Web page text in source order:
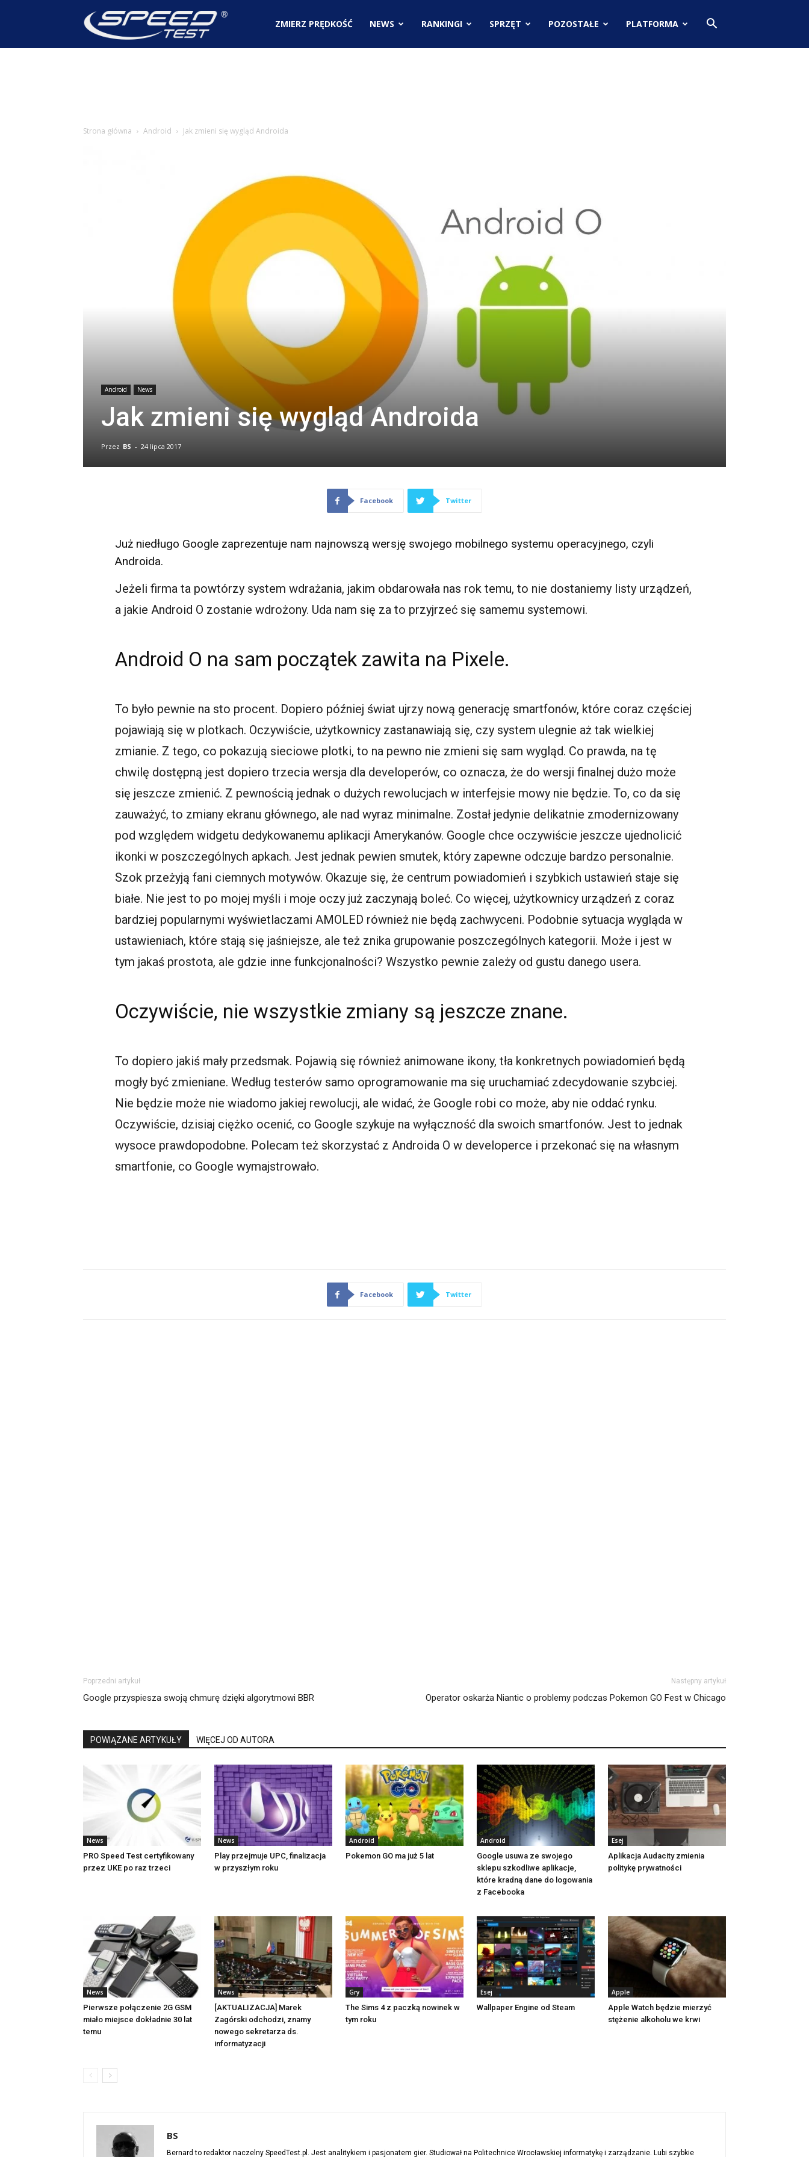
SpeedTest.plZMIERZ PRĘDKOŚĆ NEWS RANKINGI SPRZĘT POZOSTAŁE PLATFORMA
Strona główna Android Jak zmieni się wygląd Androida
Android News
Jak zmieni się wygląd Androida
Przez BS - 24 lipca 2017
Facebook Twitter
Już niedługo Google zaprezentuje nam najnowszą wersję swojego mobilnego systemu operacyjnego, czyli
Androida.
Jeżeli firma ta powtórzy system wdrażania, jakim obdarowała nas rok temu, to nie dostaniemy listy urządzeń,
a jakie Android O zostanie wdrożony. Uda nam się za to przyjrzeć się samemu systemowi.
Android O na sam początek zawita na Pixele.
To było pewnie na sto procent. Dopiero później świat ujrzy nową generację smartfonów, które coraz częściej
pojawiają się w plotkach. Oczywiście, użytkownicy zastanawiają się, czy system ulegnie aż tak wielkiej
zmianie. Z tego, co pokazują sieciowe plotki, to na pewno nie zmieni się sam wygląd. Co prawda, na tę
chwilę dostępną jest dopiero trzecia wersja dla developerów, co oznacza, że do wersji finalnej dużo może
się jeszcze zmienić. Z pewnością jednak o dużych rewolucjach w interfejsie mowy nie będzie. To, co da się
zauważyć, to zmiany ekranu głównego, ale nad wyraz minimalne. Został jedynie delikatnie zmodernizowany
pod względemwidgetu dedykowanemu aplikacji Amerykanów. Google chce oczywiście jeszcze ujednolicić
ikonki w poszczególnych apkach. Jest jednak pewien smutek, który zapewne odczuje bardzo personalnie.
Szok przeżyją fani ciemnych motywów. Okazuje się, że centrum powiadomień i szybkich ustawień staje się
białe. Nie jest to po mojej myśli i moje oczy już zaczynają boleć. Co więcej, użytkownicy urządzeń z coraz
bardziej popularnymi wyświetlaczamiAMOLED również nie będą zachwyceni. Podobnie sytuacja wygląda w
ustawieniach, które stają się jaśniejsze, ale też znika grupowanie poszczególnych kategorii. Może i jest w
tym jakaś prostota, ale gdzie inne funkcjonalności? Wszystko pewnie zależy od gustu danego usera.
Oczywiście, nie wszystkie zmiany są jeszcze znane.
To dopiero jakiś mały przedsmak. Pojawią się również animowane ikony, tła konkretnych powiadomień będą
mogły być zmieniane. Według testerów samo oprogramowanie ma się uruchamiać zdecydowanie szybciej.
Nie będzie może nie wiadomo jakiej rewolucji, ale widać, że Google robi co może, aby nie oddać rynku.
Oczywiście, dzisiaj ciężko ocenić, co Google szykuje na wyłączność dla swoich smartfonów. Jest to jednak
wysoce prawdopodobne. Polecam też skorzystać z Androida O w developerce i przekonać się na własnym
smartfonie, co Google wymajstrowało.
Facebook Twitter
Poprzedni artykuł
Google przyspiesza swoją chmurę dzięki algorytmowi BBR
Następny artykuł
Operator oskarża Niantic o problemy podczas Pokemon GO Fest w Chicago
POWIĄZANE ARTYKUŁY WIĘCEJ OD AUTORA
News
PRO Speed Test certyfikowany
przez UKE po raz trzeci
News
Play przejmuje UPC, finalizacja
w przyszłym roku
Android
Pokemon GO ma już 5 lat
Android
Google usuwa ze swojego
sklepu szkodliwe aplikacje,
które kradną dane do logowania
z Facebooka
Esej
Aplikacja Audacity zmienia
politykę prywatności
News
Pierwsze połączenie 2G GSM
miało miejsce dokładnie 30 lat
temu
News
[AKTUALIZACJA] Marek
Zagórski odchodzi, znamy
nowego sekretarza ds.
informatyzacji
Gry
The Sims 4 z paczką nowinek w
tym roku
Esej
Wallpaper Engine od Steam
Apple
Apple Watch będzie mierzyć
stężenie alkoholu we krwi
BS
Bernard to redaktor naczelny SpeedTest.pl. Jest analitykiem i pasjonatem gier. Studiował na Politechnice Wrocławskiej informatykę i zarządzanie. Lubi szybkie